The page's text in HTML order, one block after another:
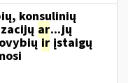
konsulinių
ar...jų
ir įstaigų